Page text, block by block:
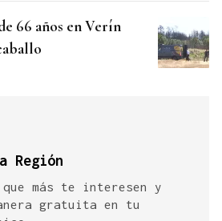
66 años en Verín
Región
más te interesen y
gratuita en tu